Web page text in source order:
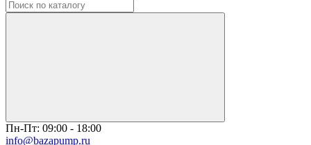
Пн-Пт: 09:00 - 18:00
info@bazapump.ru